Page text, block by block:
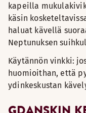
kapeilla
käsin
haluat kävellä
Neptunuksen
Käytännön vinkki:
huomioithan, että
ydinkeskustan